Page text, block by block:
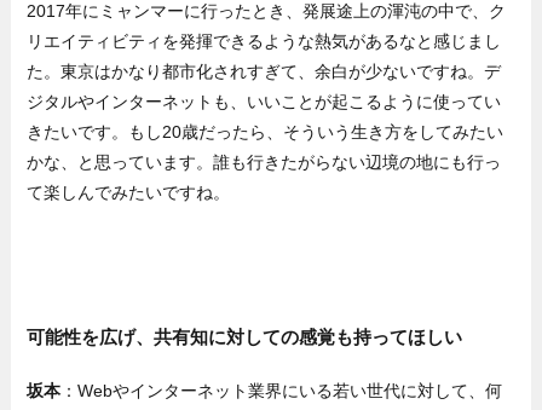
2017年にミャンマーに行ったとき、発展途上の渾沌の中で、ク
リエイティビティを発揮できるような熱気があるなと感じまし
た。東京はかなり都市化されすぎて、余白が少ないですね。デ
ジタルやインターネットも、いいことが起こるように使ってい
きたいです。もし20歳だったら、そういう生き方をしてみたい
かな、と思っています。誰も行きたがらない辺境の地にも行っ
て楽しんでみたいですね。
可能性を広げ、共有知に対しての感覚も持ってほしい
坂本 ：Webやインターネット業界にいる若い世代に対して、何